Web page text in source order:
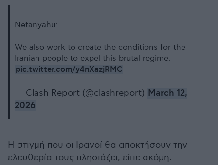
Netanyahu:
We also work to create the conditions for the
Iranian people to expel this brutal regime.
pic.twitter.com/y4nXazjRMC
— Clash Report (@clashreport) March 12,
2026
Η στιγμή που οι Ιρανοί θα αποκτήσουν την
ελευθερία τους πλησιάζει, είπε ακόμη.